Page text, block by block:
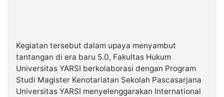
Kegiatan tersebut dalam upaya menyambut
tantangan di era baru 5.0, Fakultas Hukum
Universitas YARSI berkolaborasi dengan Program
Studi Magister Kenotariatan Sekolah Pascasarjana
Universitas YARSI menyelenggarakan International